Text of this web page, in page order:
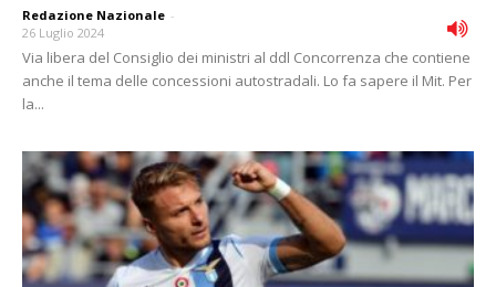
Redazione Nazionale -
26 Luglio 2024
Via libera del Consiglio dei ministri al ddl Concorrenza che contiene
anche il tema delle concessioni autostradali. Lo fa sapere il Mit. Per
la...